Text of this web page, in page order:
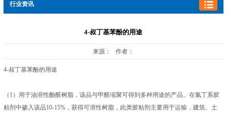
行业资讯
4-叔丁基苯酚的用途
来源： 作者：
4-叔丁基苯酚的用途
（1）用于油溶性酚醛树脂，该品与甲醛缩聚可得到多种用途的产品。在氯丁系胶
粘剂中掺入该品10-15%，获得可溶性树脂，此类胶粘剂主要用于运输，建筑、土